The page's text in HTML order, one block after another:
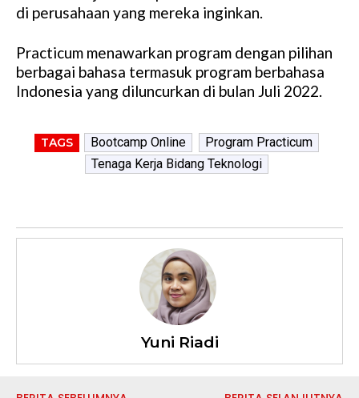
di perusahaan yang mereka inginkan.
Practicum menawarkan program dengan pilihan
berbagai bahasa termasuk program berbahasa
Indonesia yang diluncurkan di bulan Juli 2022.
TAGS Bootcamp Online
Program Practicum
Tenaga Kerja Bidang Teknologi
Yuni Riadi